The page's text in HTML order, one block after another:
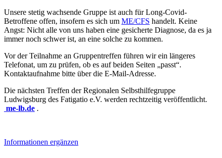
Unsere stetig wachsende Gruppe ist auch für Long-Covid-
Betroffene offen, insofern es sich um ME/CFS handelt. Keine
Angst: Nicht alle von uns haben eine gesicherte Diagnose, da es ja
immer noch schwer ist, an eine solche zu kommen.
Vor der Teilnahme an Gruppentreffen führen wir ein längeres
Telefonat, um zu prüfen, ob es auf beiden Seiten „passt“.
Kontaktaufnahme bitte über die E-Mail-Adresse.
Die nächsten Treffen der Regionalen Selbsthilfegruppe
Ludwigsburg des Fatigatio e.V. werden rechtzeitig veröffentlicht.
me-lb.de .
Informationen ergänzen